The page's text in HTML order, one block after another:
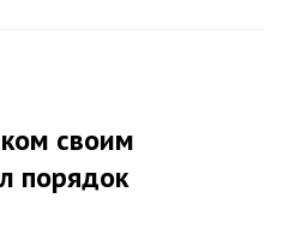
своим
порядок